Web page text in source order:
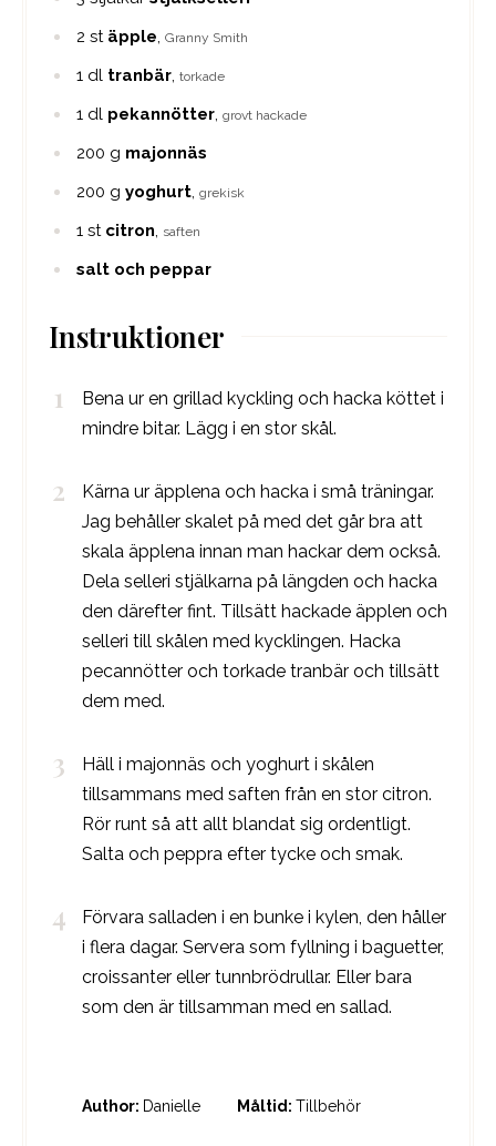
2 st äpple, Granny Smith
1 dl tranbär, torkade
1 dl pekannötter, grovt hackade
200 g majonnäs
200 g yoghurt, grekisk
1 st citron, saften
salt och peppar
Instruktioner
Bena ur en grillad kyckling och hacka köttet i
mindre bitar. Lägg i en stor skål.
Kärna ur äpplena och hacka i små träningar.
Jag behåller skalet på med det går bra att
skala äpplena innan man hackar dem också.
Dela selleri stjälkarna på längden och hacka
den därefter fint. Tillsätt hackade äpplen och
selleri till skålen med kycklingen. Hacka
pecannötter och torkade tranbär och tillsätt
dem med.
Häll i majonnäs och yoghurt i skålen
tillsammans med saften från en stor citron.
Rör runt så att allt blandat sig ordentligt.
Salta och peppra efter tycke och smak.
Förvara salladen i en bunke i kylen, den håller
i flera dagar. Servera som fyllning i baguetter,
croissanter eller tunnbrödrullar. Eller bara
som den är tillsamman med en sallad.
Author: Danielle Måltid: Tillbehör